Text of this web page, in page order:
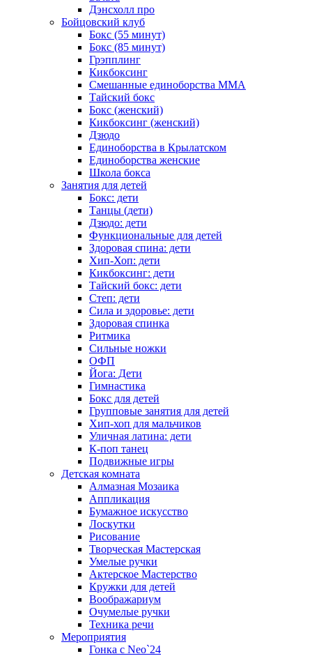
Дэнсхолл про
Бойцовский клуб
Бокс (55 минут)
Бокс (85 минут)
Грэпплинг
Кикбоксинг
Смешанные единоборства ММА
Тайский бокс
Бокс (женский)
Кикбоксинг (женский)
Дзюдо
Единоборства в Крылатском
Единоборства женские
Школа бокса
Занятия для детей
Бокс: дети
Танцы (дети)
Дзюдо: дети
Функциональные для детей
Здоровая спина: дети
Хип-Хоп: дети
Кикбоксинг: дети
Тайский бокс: дети
Степ: дети
Сила и здоровье: дети
Здоровая спинка
Ритмика
Сильные ножки
ОФП
Йога: Дети
Гимнастика
Бокс для детей
Групповые занятия для детей
Хип-хоп для мальчиков
Уличная латина: дети
К-поп танец
Подвижные игры
Детская комната
Алмазная Мозаика
Аппликация
Бумажное искусство
Лоскутки
Рисование
Творческая Мастерская
Умелые ручки
Актерское Мастерство
Кружки для детей
Воображариум
Очумелые ручки
Техника речи
Мероприятия
Гонка с Neo`24